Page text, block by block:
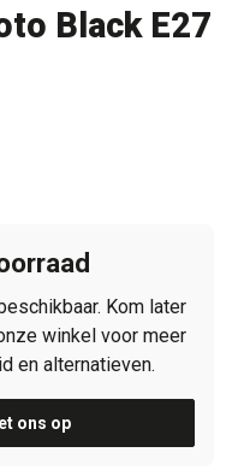
Black E27
Kom later
winkel voor meer
en alternatieven.
ons op